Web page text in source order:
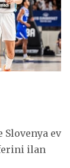
Slovenya ev
ilan